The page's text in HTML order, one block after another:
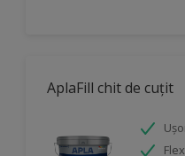
AplaFill chit de cuțit